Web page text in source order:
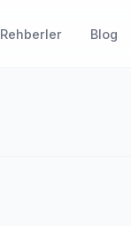
Rehberler Blog